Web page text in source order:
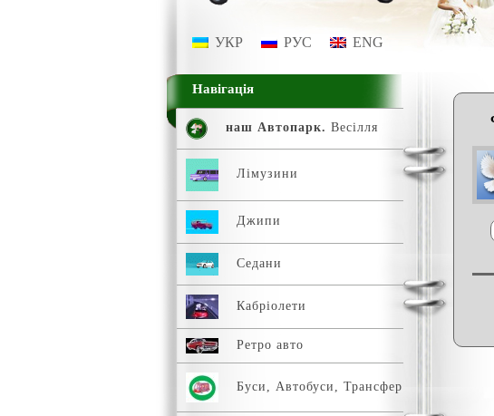
УКР РУС ENG
Навігація
наш Автопарк. Весілля
Лімузини
Джипи
Седани
Кабріолети
Ретро авто
Буси, Автобуси, Трансфер